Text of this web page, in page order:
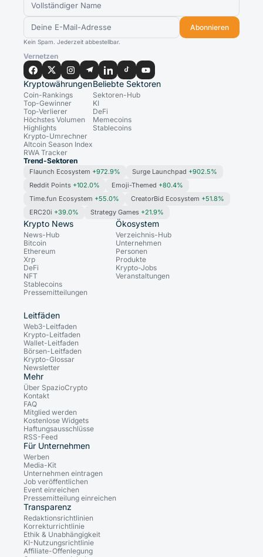
Abonnieren
Kein Spam. Jederzeit abbestellbar.
Vernetzen
Kryptowährungen
Coin-Rankings
Top-Gewinner
Top-Verlierer
Höchstes Volumen
Highlights
Krypto-Umrechner
Altcoin Season Index
RWA Tracker
Beliebte Sektoren
Sektoren-Hub
KI
DeFi
Memecoins
Stablecoins
Trend-Sektoren
Flaunch Ecosystem +972.9% Surge Launchpad +902.5%
Reddit Points +102.0% Emoji-Themed +80.4%
Time.fun Ecosystem +55.0% CreatorBid Ecosystem +51.8%
ERC20i +39.0% Strategy Games +21.9%
Krypto News
News-Hub
Bitcoin
Ethereum
Xrp
DeFi
NFT
Stablecoins
Pressemitteilungen
Ökosystem
Verzeichnis-Hub
Unternehmen
Personen
Produkte
Krypto-Jobs
Veranstaltungen
Leitfäden
Web3-Leitfaden
Krypto-Leitfaden
Wallet-Leitfaden
Börsen-Leitfaden
Krypto-Glossar
Newsletter
Mehr
Über SpazioCrypto
Kontakt
FAQ
Mitglied werden
Kostenlose Widgets
Haftungsausschlüsse
RSS-Feed
Für Unternehmen
Werben
Media-Kit
Unternehmen eintragen
Job veröffentlichen
Event einreichen
Pressemitteilung einreichen
Transparenz
Redaktionsrichtlinien
Korrekturrichtlinie
Ethik & Unabhängigkeit
KI-Nutzungsrichtlinie
Affiliate-Offenlegung